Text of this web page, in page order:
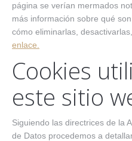
página se verían mermados
más información sobre qué
cómo eliminarlas,
enlace.
Cookies
este sitio
Siguiendo las directrices de la
de Datos procedemos a